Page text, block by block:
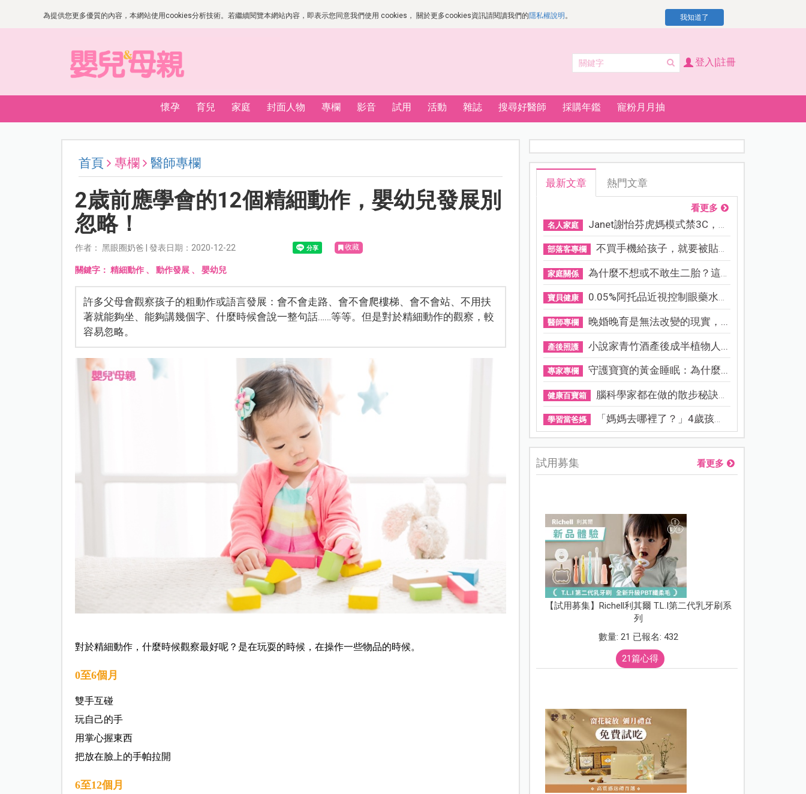
為提供您更多優質的內容，本網站使用cookies分析技術。若繼續閱覽本網站內容，即表示您同意我們使用 cookies， 關於更多cookies資訊請閱讀我們的隱私權說明 。 我知道了
登入|註冊
懷孕 育兒 家庭 封面人物 專欄 影音 試用 活動 雜誌 搜尋好醫師 採購年鑑 寵粉月月抽
首頁 專欄 醫師專欄
2歳前應學會的12個精細動作，嬰幼兒發展別
忽略！
作者： 黑眼圈奶爸 | 發表日期：2020-12-22 收藏
關鍵字： 精細動作、 動作發展、 嬰幼兒
許多父母會觀察孩子的粗動作或語言發展：會不會走路、會不會爬樓梯、會不會站、不用扶
著就能夠坐、能夠講幾個字、什麼時候會說一整句話……等等。但是對於精細動作的觀察，較
容易忽略。
對於精細動作，什麼時候觀察最好呢？是在玩耍的時候，在操作一些物品的時候。
0至6個月
雙手互碰
玩自己的手
用掌心握東西
把放在臉上的手帕拉開
6至12個月
最新文章 熱門文章
看更多
名人家庭 Janet謝怡芬虎媽模式禁3C，看...
部落客專欄 不買手機給孩子，就要被貼「...
家庭關係 為什麼不想或不敢生二胎？這8...
寶貝健康 0.05%阿托品近視控制眼藥水納...
醫師專欄 晚婚晚育是無法改變的現實，...
產後照護 小說家青竹酒產後成半植物人...
專家專欄 守護寶寶的黃金睡眠：為什麼...
健康百寶箱 腦科學家都在做的散步秘訣！...
學習當爸媽 「媽媽去哪裡了？」4歲孩子還...
試用募集 看更多
【試用募集】Richell利其爾 T.L.I第二代乳牙刷系
列
數量: 21 已報名: 432
21篇心得